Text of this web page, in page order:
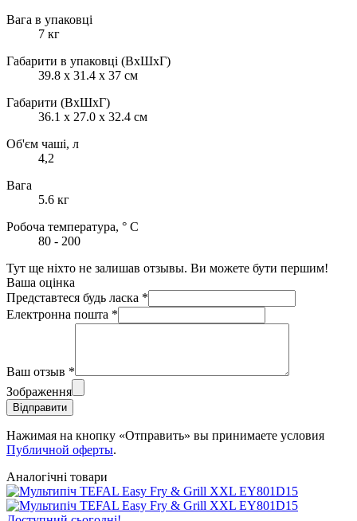
Вага в упаковці
7 кг
Габарити в упаковці (ВхШхГ)
39.8 x 31.4 x 37 см
Габарити (ВхШхГ)
36.1 x 27.0 x 32.4 см
Об'єм чаші, л
4,2
Вага
5.6 кг
Робоча температура, ° С
80 - 200
Тут ще ніхто не залишав отзывы. Ви можете бути першим!
Ваша оцінка
Представтеся будь ласка *
Електронна пошта *
Ваш отзыв *
Зображення
Відправити
Нажимая на кнопку «Отправить» вы принимаете условия
Публичной оферты.
Аналогічні товари